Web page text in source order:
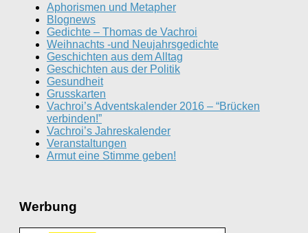
Aphorismen und Metapher
Blognews
Gedichte – Thomas de Vachroi
Weihnachts -und Neujahrsgedichte
Geschichten aus dem Alltag
Geschichten aus der Politik
Gesundheit
Grusskarten
Vachroi’s Adventskalender 2016 – “Brücken
verbinden!”
Vachroi’s Jahreskalender
Veranstaltungen
Armut eine Stimme geben!
Werbung